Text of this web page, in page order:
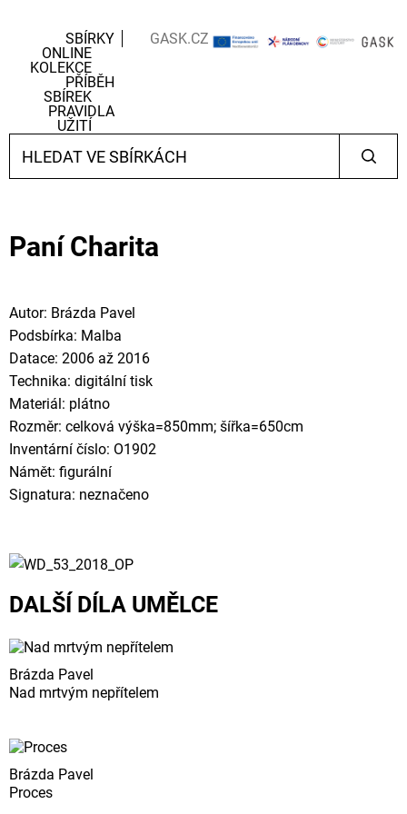
SBÍRKY
ONLINE
KOLEKCE
PŘÍBĚH
SBÍREK
PRAVIDLA
UŽITÍ
GASK.CZ
Paní Charita
Autor: Brázda Pavel
Podsbírka: Malba
Datace: 2006 až 2016
Technika: digitální tisk
Materiál: plátno
Rozměr: celková výška=850mm; šířka=650cm
Inventární číslo: O1902
Námět: figurální
Signatura: neznačeno
DALŠÍ DÍLA UMĚLCE
Brázda Pavel
Nad mrtvým nepřítelem
Brázda Pavel
Proces